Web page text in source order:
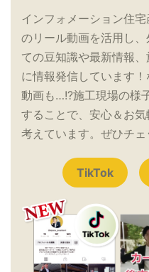
インフォメーション住
のリール動画を活用し
ての豆知識や最新情報
に情報発信しています
動画も…!?施工現場の様
することで、安心＆お
考えています。ぜひチェ
TikTok